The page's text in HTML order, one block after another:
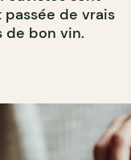
de vrais
de bon vin.